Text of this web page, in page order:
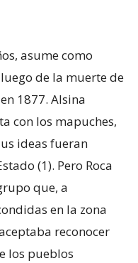
asume como
de la muerte de
1877. Alsina
con los mapuches,
ideas fueran
(1). Pero Roca
que, a
en la zona
reconocer
los pueblos